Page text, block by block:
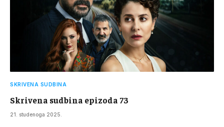
SKRIVENA SUDBINA
Skrivena sudbina epizoda 73
21. studenoga 2025.